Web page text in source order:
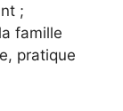
;
famille
pratique